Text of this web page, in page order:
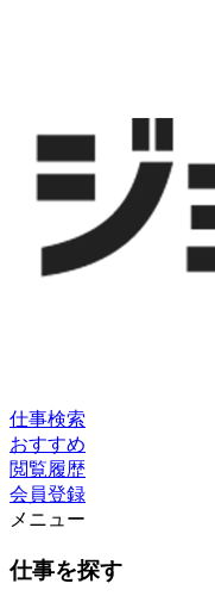
仕事検索
おすすめ
閲覧履歴
会員登録
メニュー
仕事を探す